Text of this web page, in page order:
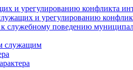
и урегулированию конфликта
и урегулированию
поведению
служащим